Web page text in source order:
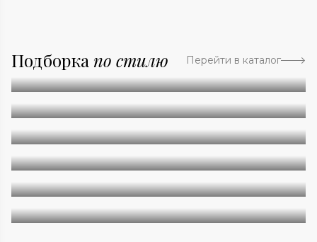
Подборка по стилю Перейти в каталог
Абстракция
Однотонные
Геометрия
Классические
Современные
Дизайнерские